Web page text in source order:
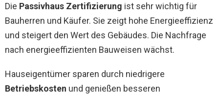
Die Passivhaus Zertifizierung ist sehr wichtig für
Bauherren und Käufer. Sie zeigt hohe Energieeffizienz
und steigert den Wert des Gebäudes. Die Nachfrage
nach energieeffizienten Bauweisen wächst.
Hauseigentümer sparen durch niedrigere
Betriebskosten und genießen besseren